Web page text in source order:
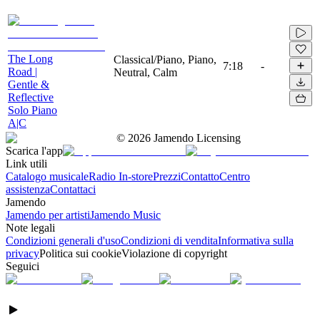
The Long
Road |
Gentle &
Reflective
Solo Piano
A|C
Classical/Piano, Piano,
Neutral, Calm
7:18 -
© 2026 Jamendo Licensing
Scarica l'app
Link utili
Catalogo musicaleRadio In-storePrezziContattoCentro
assistenzaContattaci
Jamendo
Jamendo per artistiJamendo Music
Note legali
Condizioni generali d'usoCondizioni di venditaInformativa sulla
privacyPolitica sui cookieViolazione di copyright
Seguici